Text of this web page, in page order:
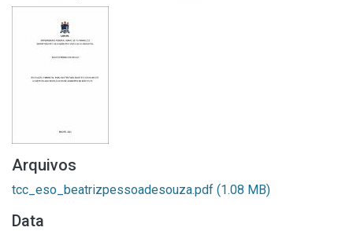
Arquivos
tcc_eso_beatrizpessoadesouza.pdf (1.08 MB)
Data